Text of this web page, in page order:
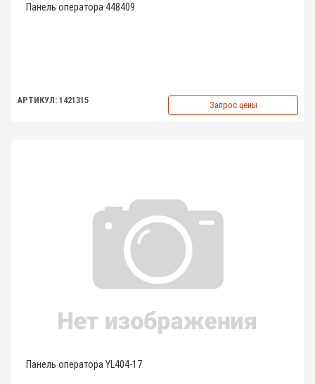
Панель оператора 448409
АРТИКУЛ: 1421315 Запрос цены
Панель оператора YL404-17